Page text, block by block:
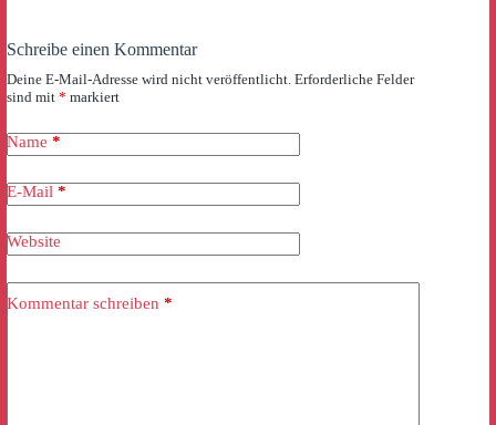
Schreibe einen Kommentar
Deine E-Mail-Adresse wird nicht veröffentlicht. Erforderliche Felder
sind mit * markiert
Name *
E-Mail *
Website
Kommentar schreiben *